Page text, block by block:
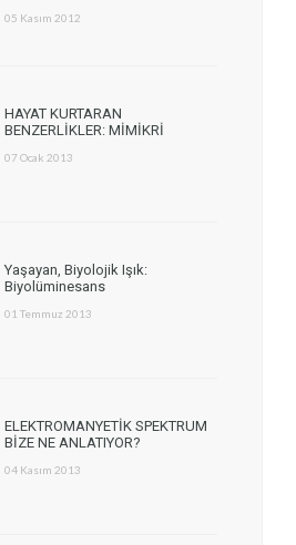
05 Kasım 2012
HAYAT KURTARAN
BENZERLİKLER: MİMİKRİ
07 Ocak 2013
Yaşayan, Biyolojik Işık:
Biyolüminesans
01 Temmuz 2013
ELEKTROMANYETİK SPEKTRUM
BİZE NE ANLATIYOR?
04 Kasım 2013